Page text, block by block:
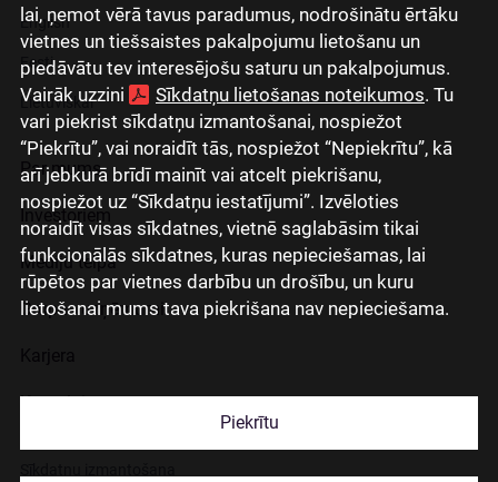
lai, ņemot vērā tavus paradumus, nodrošinātu ērtāku
vietnes un tiešsaistes pakalpojumu lietošanu un
piedāvātu tev interesējošu saturu un pakalpojumus.
Vairāk uzzini
Sīkdatņu lietošanas noteikumos. Tu
vari piekrist sīkdatņu izmantošanai, nospiežot
“Piekrītu”, vai noraidīt tās, nospiežot “Nepiekrītu”, kā
arī jebkurā brīdī mainīt vai atcelt piekrišanu,
nospiežot uz “Sīkdatņu iestatījumi”. Izvēloties
noraidīt visas sīkdatnes, vietnē saglabāsim tikai
funkcionālās sīkdatnes, kuras nepieciešamas, lai
rūpētos par vietnes darbību un drošību, un kuru
lietošanai mums tava piekrišana nav nepieciešama.
Piekrītu
English
Eesti
Lietuviškai
Par mums
Investoriem
Mediju telpa
Grupas uzņēmumi
Kontakti